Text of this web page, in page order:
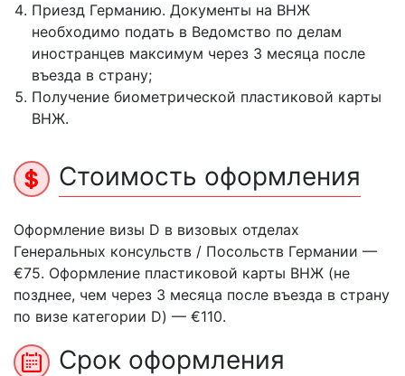
Приезд Германию. Документы на ВНЖ
необходимо подать в Ведомство по делам
иностранцев максимум через 3 месяца после
въезда в страну;
Получение биометрической пластиковой карты
ВНЖ.
Стоимость оформления
Оформление визы D в визовых отделах
Генеральных консульств / Посольств Германии —
€75. Оформление пластиковой карты ВНЖ (не
позднее, чем через 3 месяца после въезда в страну
по визе категории D) — €110.
Срок оформления